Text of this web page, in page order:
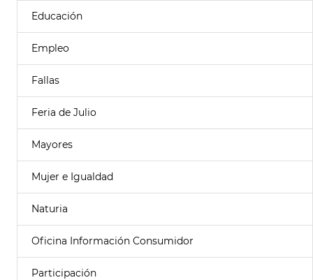
Educación
Empleo
Fallas
Feria de Julio
Mayores
Mujer e Igualdad
Naturia
Oficina Información Consumidor
Participación